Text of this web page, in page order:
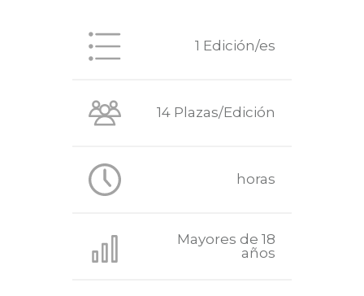
1 Edición/es
14 Plazas/Edición
horas
Mayores de 18
años